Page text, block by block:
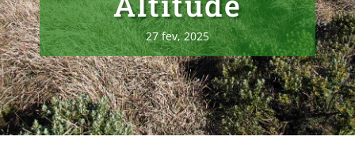
27 fev, 2025